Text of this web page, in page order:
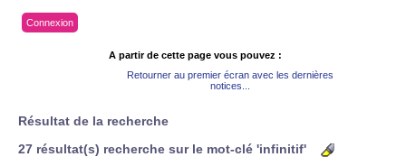
Connexion
A partir de cette page vous pouvez :
Retourner au premier écran avec les dernières
notices...
Résultat de la recherche
27 résultat(s) recherche sur le mot-clé 'infinitif'